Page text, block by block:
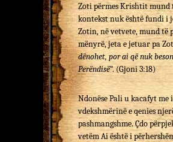
Zoti përmes Krishtit mund
kontekst nuk është fundi i
Zotin, në vetvete, mund të
mënyrë, jeta e jetuar pa
dënohet, por ai që nuk
Perëndisë“. (Gjoni 3:18)
Ndonëse Pali u kacafyt
vdekshmërinë e qenies
pashmangshme. Çdo
vetëm Ai është i